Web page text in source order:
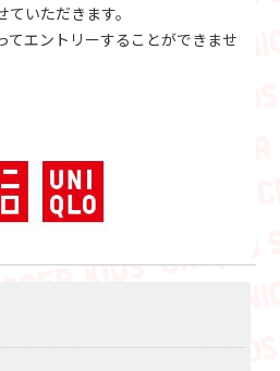
いただきます。
てエントリーすることができませ